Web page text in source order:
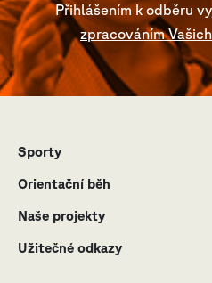
Přihlášením k odběru
zpracováním
Sporty
Orientační běh
Naše projekty
Užitečné odkazy